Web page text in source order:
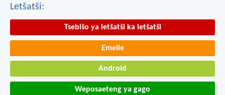
Letšatši:
Tsebišo ya letšatši ka letšatši
Emeile
Android
Weposaeteng ya gago